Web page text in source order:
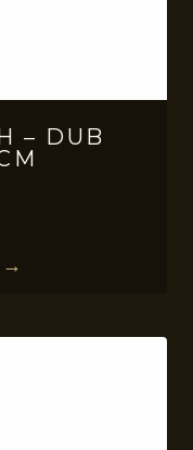
– DUB
→